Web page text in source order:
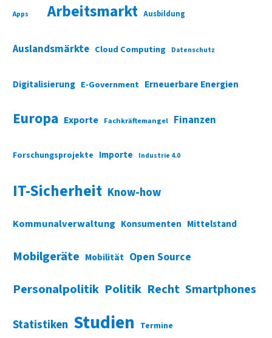
Apps Arbeitsmarkt Ausbildung
Auslandsmärkte Cloud Computing Datenschutz
Digitalisierung E-Government Erneuerbare Energien
Europa Exporte Fachkräftemangel Finanzen
Forschungsprojekte Importe Industrie 4.0
IT-Sicherheit Know-how
Kommunalverwaltung Konsumenten Mittelstand
Mobilgeräte Mobilität Open Source
Personalpolitik Politik Recht Smartphones
Statistiken Studien Termine